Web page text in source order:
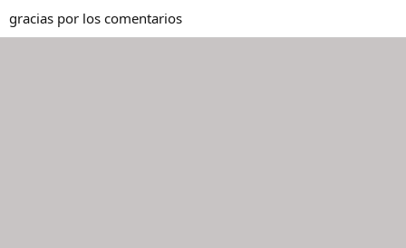
gracias por los comentarios